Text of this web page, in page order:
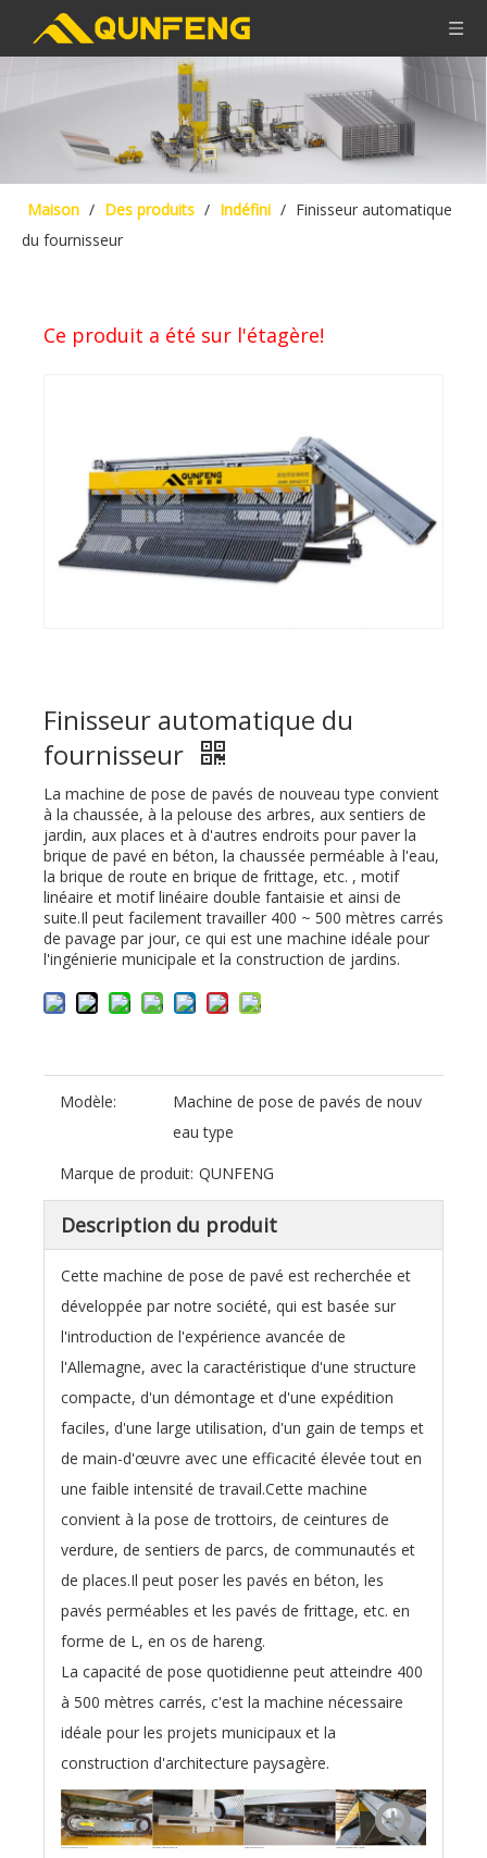
Maison / Des produits / Indéfini / Finisseur automatique
du fournisseur
Ce produit a été sur l'étagère!
Finisseur automatique du
fournisseur
La machine de pose de pavés de nouveau type convient
à la chaussée, à la pelouse des arbres, aux sentiers de
jardin, aux places et à d'autres endroits pour paver la
brique de pavé en béton, la chaussée perméable à l'eau,
la brique de route en brique de frittage, etc. , motif
linéaire et motif linéaire double fantaisie et ainsi de
suite.Il peut facilement travailler 400 ~ 500 mètres carrés
de pavage par jour, ce qui est une machine idéale pour
l'ingénierie municipale et la construction de jardins.
Modèle:
Machine de pose de pavés de nouv
eau type
Marque de produit: QUNFENG
Description du produit
Cette machine de pose de pavé est recherchée et
développée par notre société, qui est basée sur
l'introduction de l'expérience avancée de
l'Allemagne, avec la caractéristique d'une structure
compacte, d'un démontage et d'une expédition
faciles, d'une large utilisation, d'un gain de temps et
de main-d'œuvre avec une efficacité élevée tout en
une faible intensité de travail.Cette machine
convient à la pose de trottoirs, de ceintures de
verdure, de sentiers de parcs, de communautés et
de places.Il peut poser les pavés en béton, les
pavés perméables et les pavés de frittage, etc. en
forme de L, en os de hareng.
La capacité de pose quotidienne peut atteindre 400
à 500 mètres carrés, c'est la machine nécessaire
idéale pour les projets municipaux et la
construction d'architecture paysagère.
Châssis à chenilles en caoutchouc Capteur de piste haute précision Système de transmission Convoyeur d'alimentation de finisseur